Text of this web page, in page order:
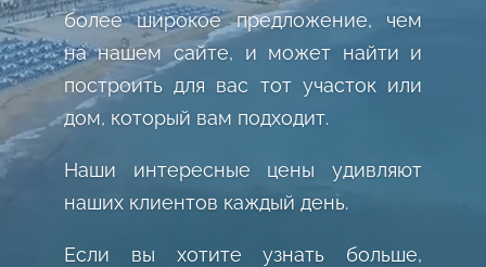
более широкое предложение, чем
на нашем сайте, и может найти и
построить для вас тот участок или
дом, который вам подходит.
Наши интересные цены удивляют
наших клиентов каждый день.
Если вы хотите узнать больше,